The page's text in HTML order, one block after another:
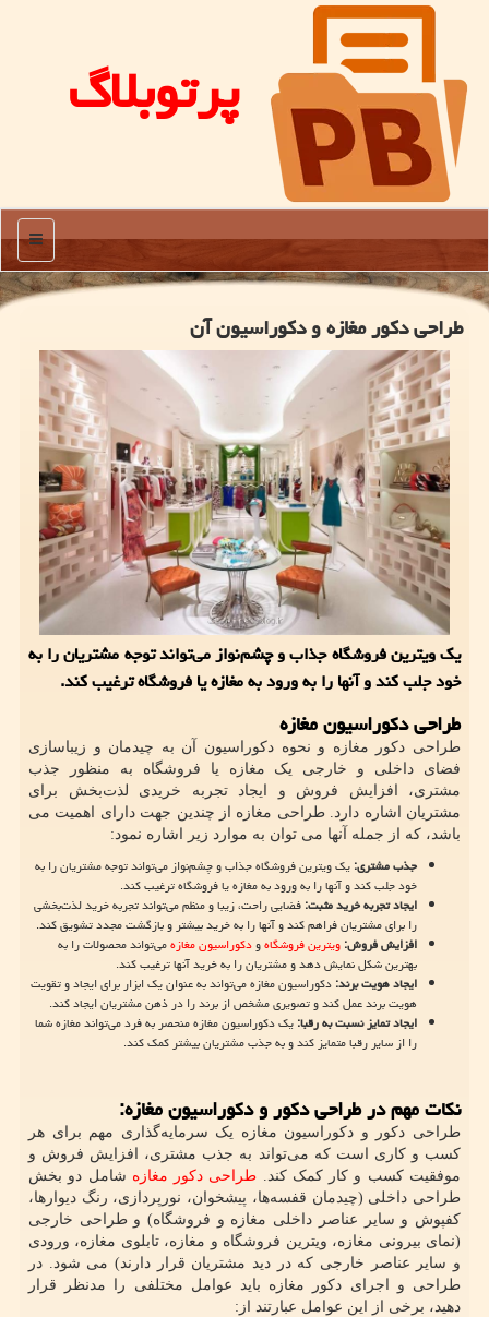
پرتوبلاگ
منو
طراحی دکور مغازه و دکوراسیون آن
یک ویترین فروشگاه جذاب و چشم‌نواز می‌تواند توجه مشتریان را به
خود جلب کند و آنها را به ورود به مغازه یا فروشگاه ترغیب کند.
طراحی دکوراسیون مغازه
طراحی دکور مغازه و نحوه دکوراسیون آن به چیدمان و زیباسازی
فضای داخلی و خارجی یک مغازه یا فروشگاه به منظور جذب
مشتری، افزایش فروش و ایجاد تجربه خریدی لذت‌بخش برای
مشتریان اشاره دارد. طراحی مغازه از چندین جهت دارای اهمیت می
باشد، که از جمله آنها می توان به موارد زیر اشاره نمود:
جذب مشتری:یک ویترین فروشگاه جذاب و چشم‌نواز می‌تواند توجه مشتریان را به
خود جلب کند و آنها را به ورود به مغازه یا فروشگاه ترغیب کند.
ایجاد تجربه خرید مثبت:فضایی راحت، زیبا و منظم می‌تواند تجربه خرید لذت‌بخشی
را برای مشتریان فراهم کند و آنها را به خرید بیشتر و بازگشت مجدد تشویق کند.
افزایش فروش:ویترین فروشگاهودکوراسیون مغازهمی‌تواند محصولات را به
بهترین شکل نمایش دهد و مشتریان را به خرید آنها ترغیب کند.
ایجاد هویت برند:دکوراسیون مغازه می‌تواند به عنوان یک ابزار برای ایجاد و تقویت
هویت برند عمل کند و تصویری مشخص از برند را در ذهن مشتریان ایجاد کند.
ایجاد تمایز نسبت به رقبا:یک دکوراسیون مغازه منحصر به فرد می‌تواند مغازه شما
را از سایر رقبا متمایز کند و به جذب مشتریان بیشتر کمک کند.
نکات مهم در طراحی دکور و دکوراسیون مغازه:
طراحی دکور و دکوراسیون مغازه یک سرمایه‌گذاری مهم برای هر
کسب و کاری است که می‌تواند به جذب مشتری، افزایش فروش و
موفقیت کسب و کار کمک کند. طراحی دکور مغازه شامل دو بخش
طراحی داخلی (چیدمان قفسه‌ها، پیشخوان، نورپردازی، رنگ دیوارها،
کفپوش و سایر عناصر داخلی مغازه و فروشگاه) و طراحی خارجی
(نمای بیرونی مغازه، ویترین فروشگاه و مغازه، تابلوی مغازه، ورودی
و سایر عناصر خارجی که در دید مشتریان قرار دارند) می شود. در
طراحی و اجرای دکور مغازه باید عوامل مختلفی را مدنظر قرار
دهید، برخی از این عوامل عبارتند از: